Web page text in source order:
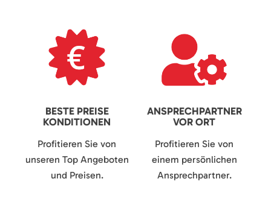
BESTE PREISE
KONDITIONEN
Profitieren Sie von
unseren Top Angeboten
und Preisen.
ANSPRECHPARTNER
VOR ORT
Profitieren Sie von
einem persönlichen
Ansprechpartner.